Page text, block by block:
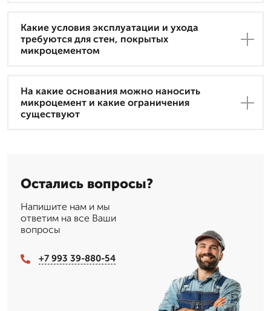
Какие условия эксплуатации и ухода
требуются для стен, покрытых
микроцементом
На какие основания можно наносить
микроцемент и какие ограничения
существуют
Остались вопросы?
Напишите нам и мы
ответим на все Ваши
вопросы
+7 993 39-880-54